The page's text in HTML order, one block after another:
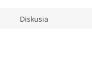
Diskusia